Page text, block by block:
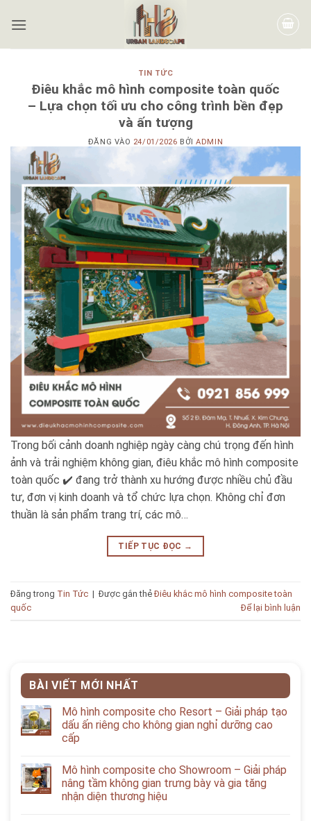
TIN TỨC
Điêu khắc mô hình composite toàn quốc
– Lựa chọn tối ưu cho công trình bền đẹp
và ấn tượng
ĐĂNG VÀO 24/01/2026 BỞIADMIN
Trong bối cảnh doanh nghiệp ngày càng chú trọng đến hình
ảnh và trải nghiệm không gian, điêu khắc mô hình composite
toàn quốc ✔️ đang trở thành xu hướng được nhiều chủ đầu
tư, đơn vị kinh doanh và tổ chức lựa chọn. Không chỉ đơn
thuần là sản phẩm trang trí, các mô…
TIẾP TỤC ĐỌC →
Đăng trong Tin Tức | Được gắn thẻĐiêu khắc mô hình composite toàn
quốc
Để lại bình luận
BÀI VIẾT MỚI NHẤT
Mô hình composite cho Resort – Giải pháp tạo
dấu ấn riêng cho không gian nghỉ dưỡng cao
cấp
Mô hình composite cho Showroom – Giải pháp
nâng tầm không gian trưng bày và gia tăng
nhận diện thương hiệu